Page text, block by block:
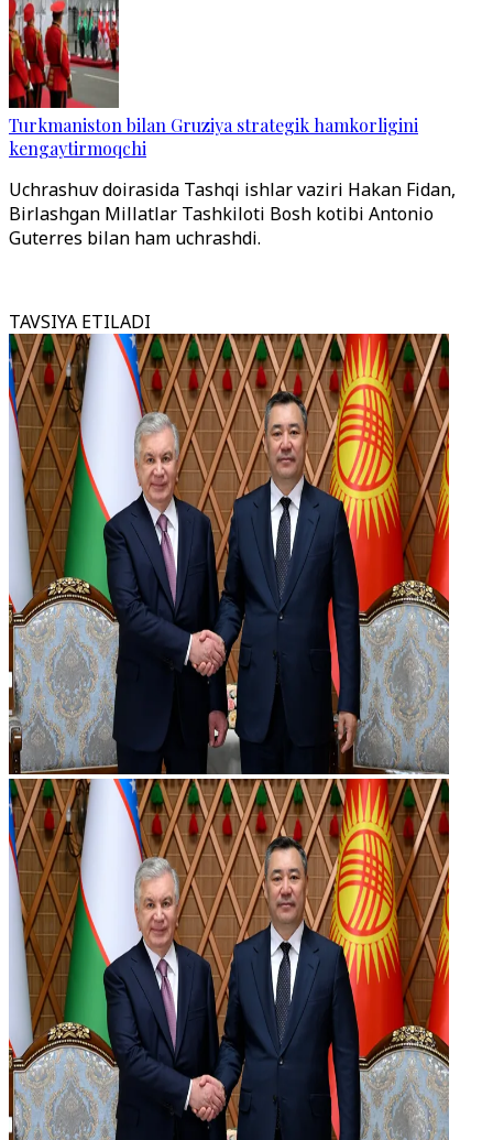
Turkmaniston bilan Gruziya strategik hamkorligini
kengaytirmoqchi
Uchrashuv doirasida Tashqi ishlar vaziri Hakan Fidan,
Birlashgan Millatlar Tashkiloti Bosh kotibi Antonio
Guterres bilan ham uchrashdi.
TAVSIYA ETILADI